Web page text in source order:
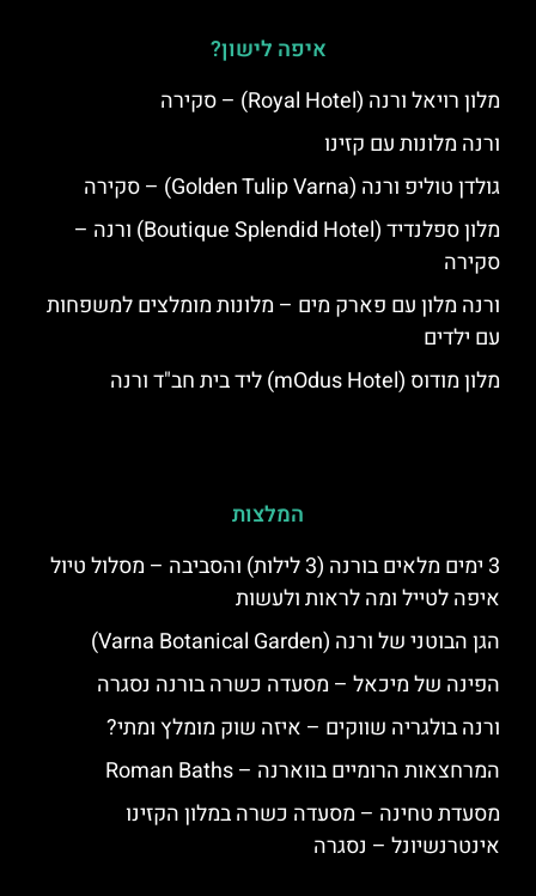
איפה לישון?
מלון רויאל ורנה (Royal Hotel) – סקירה
ורנה מלונות עם קזינו
גולדן טוליפ ורנה (Golden Tulip Varna) – סקירה
מלון ספלנדיד (Boutique Splendid Hotel) ורנה –
סקירה
ורנה מלון עם פארק מים – מלונות מומלצים למשפחות
עם ילדים
מלון מודוס (mOdus Hotel) ליד בית חב"ד ורנה
המלצות
3 ימים מלאים בורנה (3 לילות) והסביבה – מסלול טיול
איפה לטייל ומה לראות ולעשות
הגן הבוטני של ורנה (Varna Botanical Garden)
הפינה של מיכאל – מסעדה כשרה בורנה נסגרה
ורנה בולגריה שווקים – איזה שוק מומלץ ומתי?
המרחצאות הרומיים בווארנה – Roman Baths
מסעדת טחינה – מסעדה כשרה במלון הקזינו
אינטרנשיונל – נסגרה